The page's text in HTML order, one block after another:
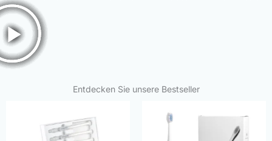
Entdecken Sie unsere Bestseller